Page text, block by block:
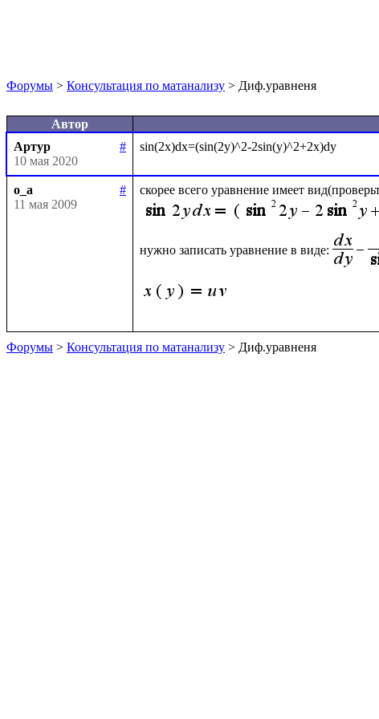
Форумы > Консультация по матанализу > Диф.уравненя
Автор
Артур
#
10 мая 2020
o_a
#
11 мая 2009
нужно записать уравнение в виде:
Форумы > Консультация по матанализу > Диф.уравненя